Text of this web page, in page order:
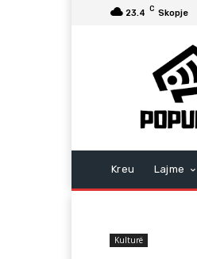
23.4 C Skopje
Kreu Lajme
Kulturë